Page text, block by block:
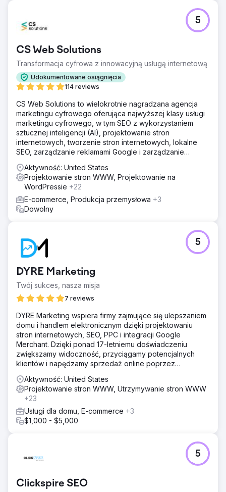
CS Web Solutions
Transformacja cyfrowa z innowacyjną usługą internetową
Udokumentowane osiągnięcia
114 reviews
5
CS Web Solutions to wielokrotnie nagradzana agencja
marketingu cyfrowego oferująca najwyższej klasy usługi
marketingu cyfrowego, w tym SEO z wykorzystaniem
sztucznej inteligencji (AI), projektowanie stron
internetowych, tworzenie stron internetowych, lokalne
SEO, zarządzanie reklamami Google i zarządzanie
Aktywność: United States
Projektowanie stron WWW, Projektowanie na
WordPressie +22
E-commerce, Produkcja przemysłowa +3
Dowolny
DYRE Marketing
Twój sukces, nasza misja
7 reviews
5
DYRE Marketing wspiera firmy zajmujące się ulepszaniem
domu i handlem elektronicznym dzięki projektowaniu
stron internetowych, SEO, PPC i integracji Google
Merchant. Dzięki ponad 17-letniemu doświadczeniu
zwiększamy widoczność, przyciągamy potencjalnych
klientów i napędzamy sprzedaż online poprzez
Aktywność: United States
Projektowanie stron WWW, Utrzymywanie stron WWW
+23
Usługi dla domu, E-commerce +3
$1,000 - $5,000
Clickspire SEO
5